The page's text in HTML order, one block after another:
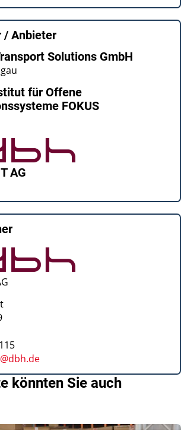
/ Anbieter
Solutions GmbH
für Offene
FOKUS
AG
könnten Sie auch